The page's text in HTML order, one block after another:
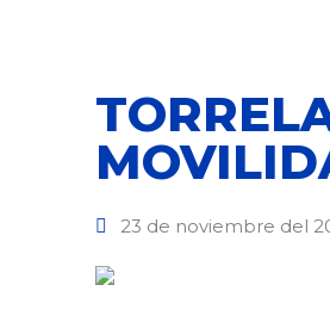
23 de noviembre del